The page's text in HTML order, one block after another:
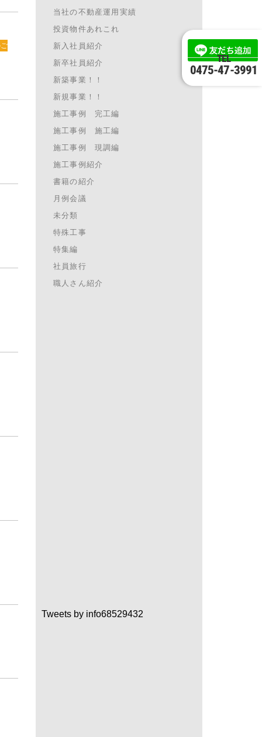
TEL
0475-47-3991
当社の不動産運用実績
投資物件あれこれ
新入社員紹介
新卒社員紹介
新築事業！！
新規事業！！
施工事例 完工編
施工事例 施工編
施工事例 現調編
施工事例紹介
書籍の紹介
月例会議
未分類
特殊工事
特集編
社員旅行
職人さん紹介
Tweets by info68529432